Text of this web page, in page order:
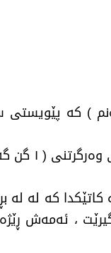
) كە پێویستی
پلانی كشتوكاڵی